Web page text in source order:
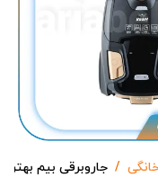
جاروبرقی بیم